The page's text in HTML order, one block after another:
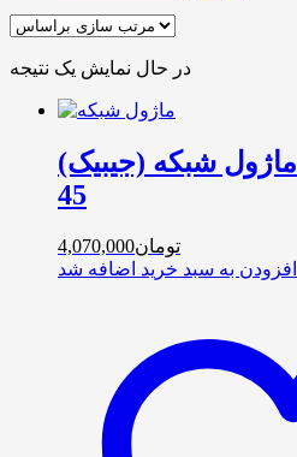
در حال نمایش یک نتیجه
ماژول شبکه (جیبیک) SFP Copper RJ-
45
تومان4,070,000
افزودن به سبد خرید اضافه شد